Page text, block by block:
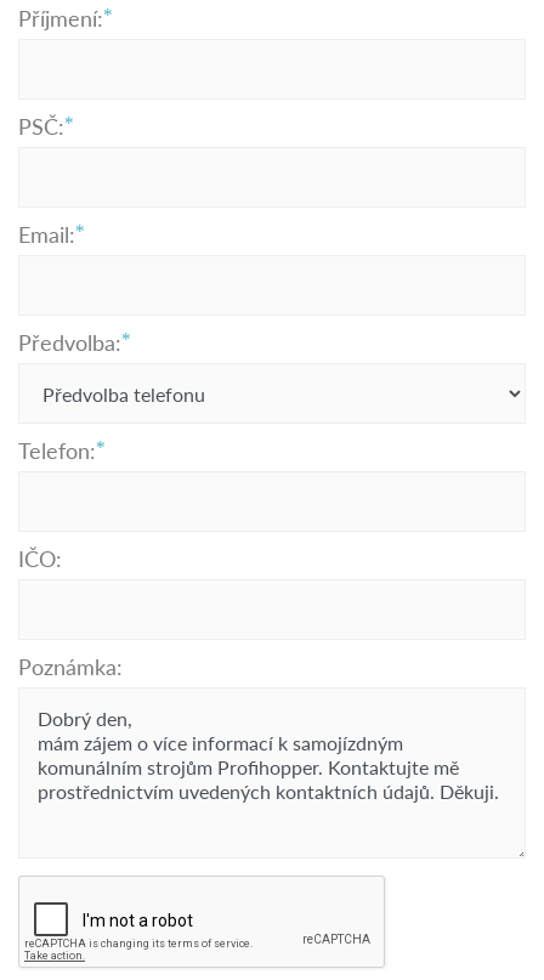
Příjmení:
PSČ:
Email:
Předvolba:
Telefon:
IČO:
Poznámka: